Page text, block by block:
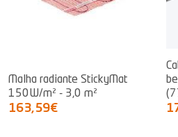
Malha radiante StickyMat
150W/m² - 3,0 m²
163,59€